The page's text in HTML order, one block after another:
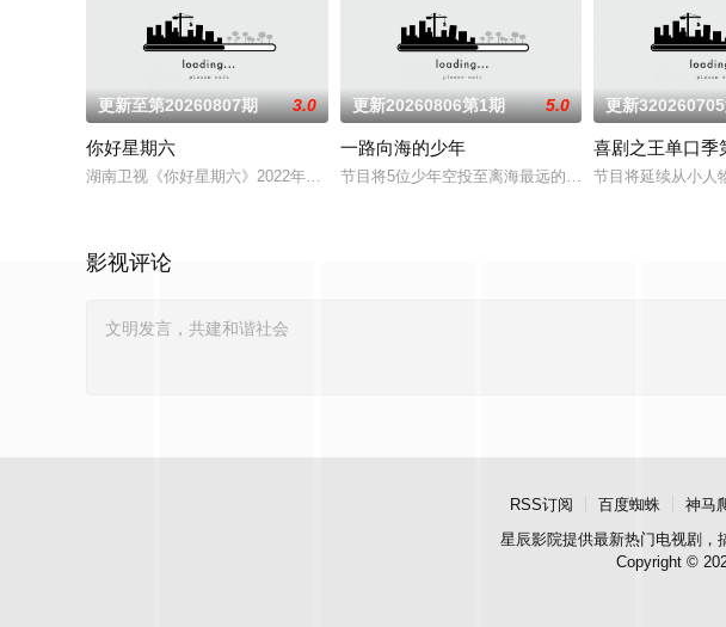
更新至第20260807期 3.0
你好星期六
湖南卫视《你好星期六》2022年1月1日起与你相约每周六20：10！你好星期六，精彩看不够
更新20260806第1期 5.0
一路向海的少年
节目将5位少年空投至离海最远的大陆腹地，他们只有
更新
喜剧之王单口季
节目将延续从小人
影视评论
RSS订阅 百度蜘蛛 神马
星辰影院提供最新热门电视剧，
Copyright ©